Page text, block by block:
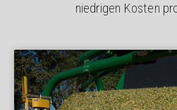
niedrigen Kosten